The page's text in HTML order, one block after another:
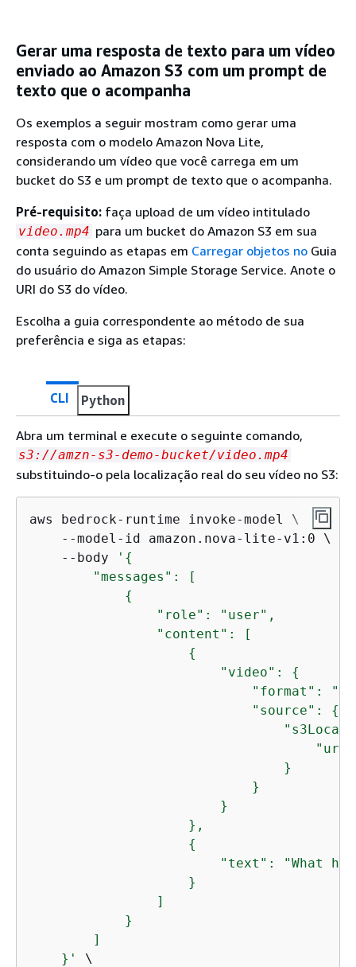
Gerar uma resposta de texto para um vídeo
enviado ao Amazon S3 com um prompt de
texto que o acompanha
Os exemplos a seguir mostram como gerar uma
resposta com o modelo Amazon Nova Lite,
considerando um vídeo que você carrega em um
bucket do S3 e um prompt de texto que o acompanha.
Pré-requisito: faça upload de um vídeo intitulado
video.mp4 para um bucket do Amazon S3 em sua
conta seguindo as etapas em Carregar objetos no Guia
do usuário do Amazon Simple Storage Service. Anote o
URI do S3 do vídeo.
Escolha a guia correspondente ao método de sua
preferência e siga as etapas:
CLI Python
Abra um terminal e execute o seguinte comando,
s3://amzn-s3-demo-bucket/video.mp4
substituindo-o pela localização real do seu vídeo no S3:
aws bedrock-runtime invoke-model \
    --model-id amazon.nova-lite-v1:0 \
    --body
' {
        "messages": [
{
                "role": "user",
                "content": [
{
                        "video":
{
"format":
                            "source":
{
                                }
                            }
                    },
{
"text": "What
                    }
                ]
        ]
    }'
\